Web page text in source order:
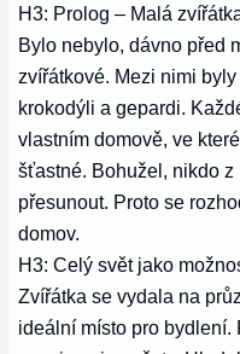
H3: Prolog – Malá
Bylo nebylo, dávno před
zvířátkové. Mezi nimi
krokodýli a gepardi.
vlastním domově, ve
šťastné. Bohužel, nikdo
přesunout. Proto se
domov.
H3: Celý svět jako
Zvířátka se vydala na
ideální místo pro bydlení.